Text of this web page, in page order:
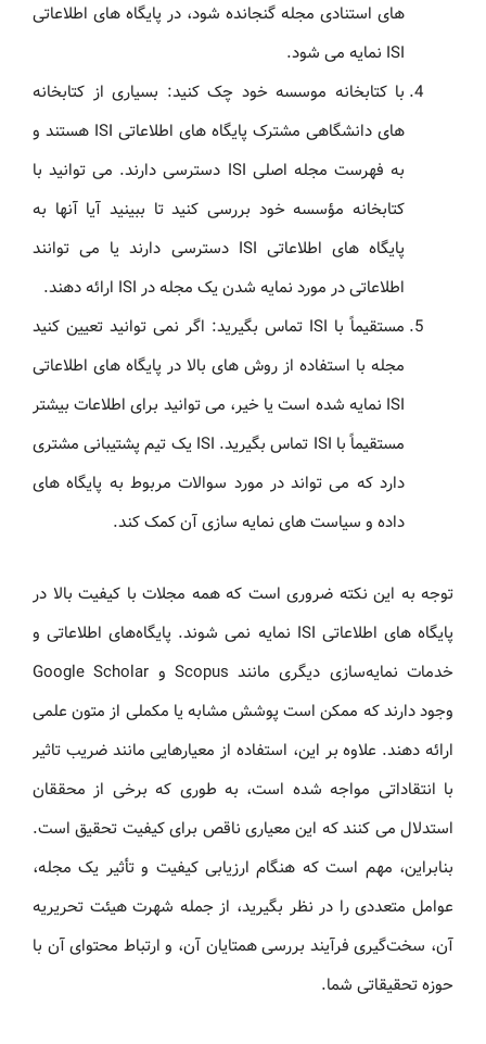
های استنادی مجله گنجانده شود، در پایگاه های اطلاعاتی
ISI نمایه می شود.
با کتابخانه موسسه خود چک کنید: بسیاری از کتابخانه
های دانشگاهی مشترک پایگاه های اطلاعاتی ISI هستند و
به فهرست مجله اصلی ISI دسترسی دارند. می توانید با
کتابخانه مؤسسه خود بررسی کنید تا ببینید آیا آنها به
پایگاه های اطلاعاتی ISI دسترسی دارند یا می توانند
اطلاعاتی در مورد نمایه شدن یک مجله در ISI ارائه دهند.
مستقیماً با ISI تماس بگیرید: اگر نمی توانید تعیین کنید
مجله با استفاده از روش های بالا در پایگاه های اطلاعاتی
ISI نمایه شده است یا خیر، می توانید برای اطلاعات بیشتر
مستقیماً با ISI تماس بگیرید. ISI یک تیم پشتیبانی مشتری
دارد که می تواند در مورد سوالات مربوط به پایگاه های
داده و سیاست های نمایه سازی آن کمک کند.
توجه به این نکته ضروری است که همه مجلات با کیفیت بالا در
پایگاه های اطلاعاتی ISI نمایه نمی شوند. پایگاه‌های اطلاعاتی و
خدمات نمایه‌سازی دیگری مانند Scopus و Google Scholar
وجود دارند که ممکن است پوشش مشابه یا مکملی از متون علمی
ارائه دهند. علاوه بر این، استفاده از معیارهایی مانند ضریب تاثیر
با انتقاداتی مواجه شده است، به طوری که برخی از محققان
استدلال می کنند که این معیاری ناقص برای کیفیت تحقیق است.
بنابراین، مهم است که هنگام ارزیابی کیفیت و تأثیر یک مجله،
عوامل متعددی را در نظر بگیرید، از جمله شهرت هیئت تحریریه
آن، سخت‌گیری فرآیند بررسی همتایان آن، و ارتباط محتوای آن با
حوزه تحقیقاتی شما.